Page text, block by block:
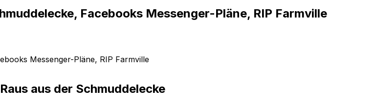
Facebooks Messenger-Pläne, RIP Farmville
aus der Schmuddelecke